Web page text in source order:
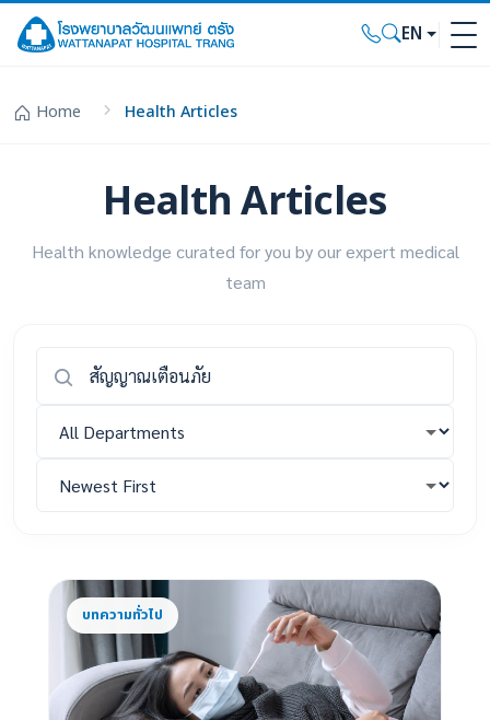
EN
Home Health Articles
Health Articles
Health knowledge curated for you by our expert medical
team
บทความทั่วไป